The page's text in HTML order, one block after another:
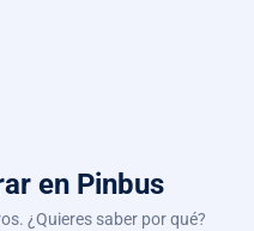
en Pinbus
¿Quieres saber por qué?